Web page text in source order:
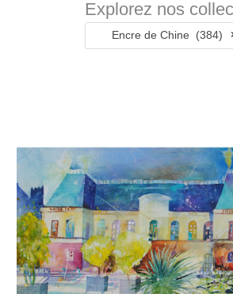
Explorez nos
Encre de Chine (384)
le
parlement"